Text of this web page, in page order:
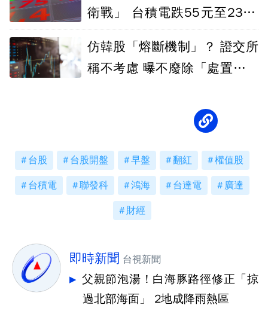
衛戰」 台積電跌55元至2315
仿韓股「熔斷機制」？ 證交所
稱不考慮 曝不廢除「處置股」
台股 台股開盤 早盤 翻紅 權值股
台積電 聯發科 鴻海 台達電 廣達
財經
即時新聞 台視新聞
父親節泡湯！白海豚路徑修正「掠
過北部海面」 2地成降雨熱區